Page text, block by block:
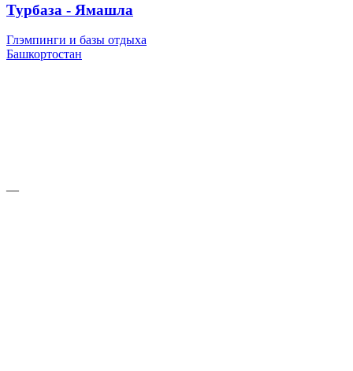
Турбаза - Ямашла
Глэмпинги и базы отдыха
Башкортостан
—